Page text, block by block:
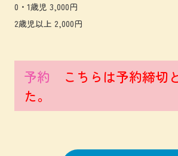
0・1歳児 3,000円
2歳児以上 2,000円
予約
こちらは予約締切
た。